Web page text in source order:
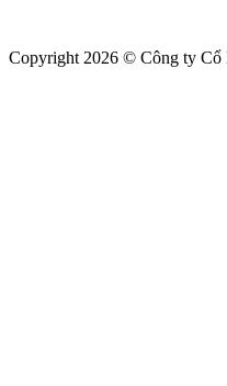
Copyright 2026 © Công ty